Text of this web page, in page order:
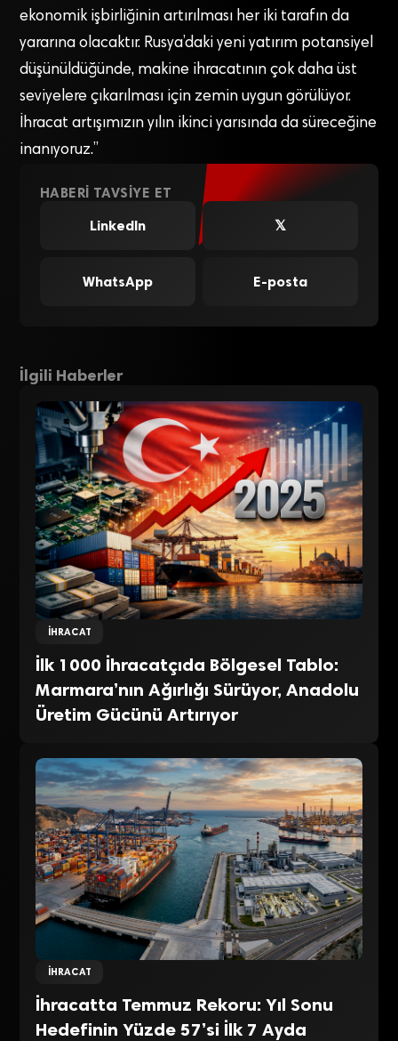
ekonomik işbirliğinin artırılması her iki tarafın da
yararına olacaktır. Rusya’daki yeni yatırım potansiyel
düşünüldüğünde, makine ihracatının çok daha üst
seviyelere çıkarılması için zemin uygun görülüyor.
İhracat artışımızın yılın ikinci yarısında da süreceğine
inanıyoruz.”
HABERI TAVSIYE ET
LinkedIn
𝕏
WhatsApp E-posta
İlgili Haberler
İHRACAT
İlk 1000 İhracatçıda Bölgesel Tablo:
Marmara’nın Ağırlığı Sürüyor, Anadolu
Üretim Gücünü Artırıyor
İHRACAT
İhracatta Temmuz Rekoru: Yıl Sonu
Hedefinin Yüzde 57’si İlk 7 Ayda